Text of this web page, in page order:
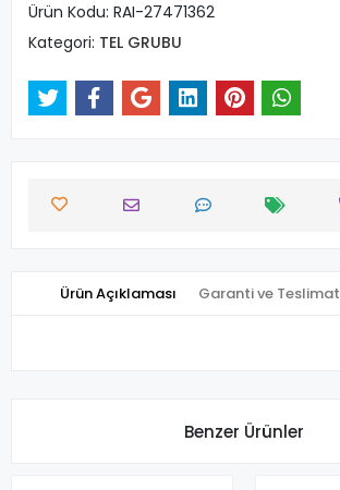
Ürün Kodu: RAI-27471362
Kategori: TEL GRUBU
Ürün Açıklaması Garanti ve Teslimat
Benzer Ürünler